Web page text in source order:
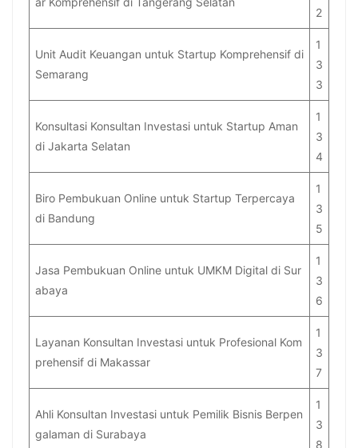
2
Unit Audit Keuangan untuk Startup Komprehensif di
Semarang
1
3
3
Konsultasi Konsultan Investasi untuk Startup Aman
di Jakarta Selatan
1
3
4
Biro Pembukuan Online untuk Startup Terpercaya
di Bandung
1
3
5
Jasa Pembukuan Online untuk UMKM Digital di Sur
abaya
1
3
6
Layanan Konsultan Investasi untuk Profesional Kom
prehensif di Makassar
1
3
7
Ahli Konsultan Investasi untuk Pemilik Bisnis Berpen
galaman di Surabaya
1
3
8